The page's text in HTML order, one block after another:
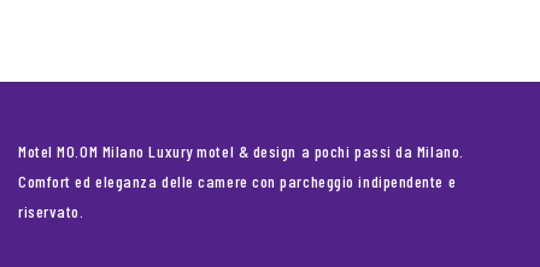
Motel MO.OM Milano Luxury motel & design a pochi passi da Milano.
Comfort ed eleganza delle camere con parcheggio indipendente e
riservato.